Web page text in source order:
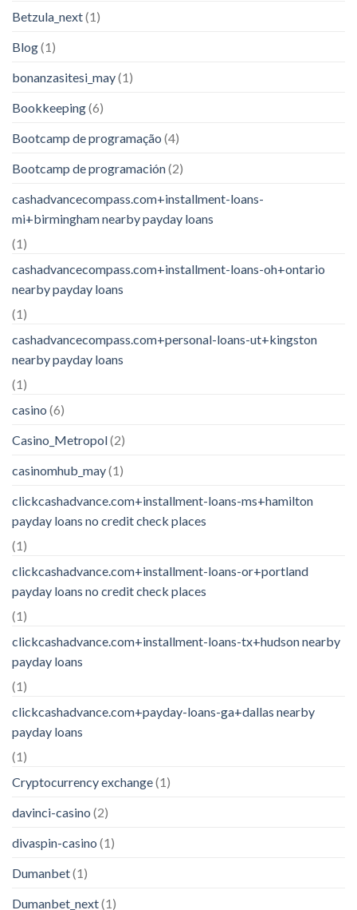
Betzula_next(1)
Blog(1)
bonanzasitesi_may(1)
Bookkeeping(6)
Bootcamp de programação (4)
Bootcamp de programación(2)
cashadvancecompass.com+installment-loans-
mi+birmingham nearby payday loans
(1)
cashadvancecompass.com+installment-loans-oh+ontario
nearby payday loans
(1)
cashadvancecompass.com+personal-loans-ut+kingston
nearby payday loans
(1)
casino (6)
Casino_Metropol(2)
casinomhub_may(1)
clickcashadvance.com+installment-loans-ms+hamilton
payday loans no credit check places
(1)
clickcashadvance.com+installment-loans-or+portland
payday loans no credit check places
(1)
clickcashadvance.com+installment-loans-tx+hudson nearby
payday loans
(1)
clickcashadvance.com+payday-loans-ga+dallas nearby
payday loans
(1)
Cryptocurrency exchange(1)
davinci-casino (2)
divaspin-casino (1)
Dumanbet(1)
Dumanbet_next(1)